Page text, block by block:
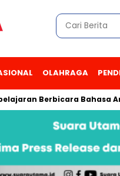
OLAHRAGA
Berbicara Bahasa Arab